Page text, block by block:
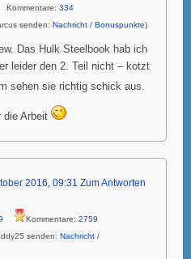
Kommentare: 334
senden: Nachricht / Bonuspunkte)
Das Hulk Steelbook hab ich
leider den 2. Teil nicht – kotzt
sehen sie richtig schick aus.
die Arbeit
2016, 09:31 Zum Antworten
Kommentare: 2759
senden: Nachricht /